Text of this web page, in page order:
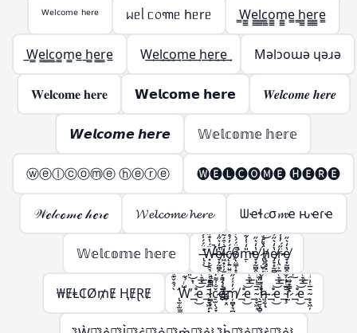
ᵂᵉˡᶜᵒᵐᵉ ʰᵉʳᵉ ᥕᥱᥣ ᥴ᥆꧑ᥱ hᥱrᥱ ̳W̳̳e̳̳l̳̳c̳̳o̳̳m̳̳e̳ ̳h̳̳e̳̳r̳̳e̳
̲W̲̲e̲̲l̲̲c̲̲o̲̲m̲̲e̲ ̲h̲̲e̲̲r̲̲e̲ W͢e͢l͢c͢o͢m͢e͢ h͢e͢r͢e͢ Mǝlɔoɯǝ ɥǝɹǝ
𝐖𝐞𝐥𝐜𝐨𝐦𝐞 𝐡𝐞𝐫𝐞 𝗪𝗲𝗹𝗰𝗼𝗺𝗲 𝗵𝗲𝗿𝗲 𝑾𝒆𝒍𝒄𝒐𝒎𝒆 𝒉𝒆𝒓𝒆
𝙒𝙚𝙡𝙘𝙤𝙢𝙚 𝙝𝙚𝙧𝙚 𝕎𝕖𝕝𝕔𝕠𝕞𝕖 𝕙𝕖𝕣𝕖
ⓦⓔⓛⓒⓞⓜⓔ ⓗⓔⓡⓔ 🅦🅔🅛🅒🅞🅜🅔 🅗🅔🅡🅔
𝒲ℯ𝓁𝒸ℴ𝓂ℯ 𝒽ℯ𝓇ℯ 𝓦𝓮𝓵𝓬𝓸𝓶𝓮 𝓱𝓮𝓻𝓮 ᗯҽɬ𝓬σ𝓶ҽ ԋҽɾҽ
𝕎𝕖𝕝𝕔𝕠𝕞𝕖 𝕙𝕖𝕣𝕖 ̶̢̹͑̈́́̍́͌͘͜Ẅ̶̵̛͓̙̣̯͉̳̣́̔̊̋̃̔̋̍̿̀͒̕̚͠͝e̸̵̞͙̰̻̭̖̭͓̫͔̩̔̒͛̋͑̅̍͐̚͜l̷̶͖͙͕̦̫̺̣̙̳͚̄̇͒́͂̈́͆̇͑͗̽͘͘c̸̵̨̜͍̤͍͍͖̦͎̓́̓́̊̊̆̈̑̀̊͐́ǫ̸̴̤̳̩̝̭̗͉̣̱̦͒̈́́̀͒̅̽̿̽͘̚m̵̵̱̣̎̒̍̾̃̔̋̍̿̀͒̕͝e̸̞͙̰̻̭̖̭͓̫̔̒͛̋͜ ̷̢̡̺̥͎̝͈̬͈̳̈́̔͑͝h̸̵̢̢̥̟̤̜̺̳̣̔͑̊̇̀̏̈́̍̋̄̃̔̋̍̿̀͒͝ͅe̸̷̡̞͙̰̻̭̖̭͓̫̭̱̬̔̒͛̋͐̏͊͜͠͝ŗ̷̵̢̤͕̼̣̈̋́̓̾̄̿̃̔̋̍̿̀͒͜͜͝e̸̞͙̰̻̭̖̭͓̫̔̒͛̋͜
₩ɆⱠ₵Ø₥Ɇ ⱧɆⱤɆ ̢̛̫̦̫̫̪͍̪̝̳̠̖̠̀̉̂̌͊ͩ̑͌̀W̶̨̺͕̖̗͕̮̭̳͈̙̩͑ͬ̉͂͋̈́ͯ͂ͨͭ̇͐͊͆̑̏̋ͭ́̋̓ͮ̾ͭ̆̇̚̕͢͜͠͡_̶̷̧̢͉̠̘̹̼͚̣͇͍̊ͪͨ̊̈́ͩ̎͆̔ͨ̊͐ͣ̈̀͐ͫ͜͝͞͠ͅe_̴̧̞͖̦͓̞̗̙͚̄̅ͭ͗ͥ̈́̇ͬͧͣ͘͞͡l̶̵̷̛͚̗̥̯̞͎̖̬̝̤̯͈̭͓̪̗̫̱̜͙̗̦̤̪̝̳͎̝̝̳̦̲͉̩̠͆̿ͩ͊̒͛ͪ͐̅ͩ̅ͭ͑͌̽̍̾̐ͬ̔̏͂̎̔̀͛͒͝͠ͅç̷̢̠̫̹̞̞̲̬̤͎͚̗̐̍͌̒̇̀̈́̊̂̓ͣͮ̏̽͗ͥͭ̓̌̐̽̐ͭ͜͜͢ͅo̶̶̴̸̬̮̜̳̬͙̤̗͎̗̦̲͕̠̰̱̣͕̮̰͇̖͚̫̬̲ͤ͛̑͌̇ͭ́͊̍̈̏͛͑̈ͮ̏̆ͩ̇̊̂͘̚͘͢͡ͅḿ̸̦̻͙͉̻̟̲̭̟͓̬̓ͯ́̋̓ͮ̾ͭ̆̇͞͡_̶̷̧̢͉̠̘̹̼͚̣͇͍̊ͪͨ̊̈́ͩ̎͆̔ͨ̊͐ͣ̈̀͐ͫ͜͝͞͠ͅe_̴̧̞͖̦̄̅ͭ͗ͥ ̖̱̮͙̻̞̦̙̝͖ͫ̿̎͊̀̇͡͠͝h̷̸̢̝͕̥̗̜̹̠͉̗ͮ̒̌͆͑͌̀͆̀̇ͦ͒̓́̋̓ͮ̾ͭ̆̇͢͟͞͡ͅ_̶̷̧̢͉̠̘̹̼͚̣͇͍̊ͪͨ̊̈́ͩ̎͆̔ͨ̊͐ͣ̈̀͐ͫ͜͝͞͠ͅe_̴̧̢̞͖̦͉̲̬̤͙̪͎̣̰̱̘̯̜̭̖̲̄̅ͭ͗ͥ͒ͫ̃ͪ͒̓ͦ̓͒̎͂̌͌̾̀̄͊ͫ͘͘͢͜͜r̴̷̨̨̢̢̫̯͇̙̱̫͇͇͎̒ͩ̓́̈ͥ͗̓ͤ̊́͒ͬ̓̀́̋̓ͮ̾ͭ̆̇̕͜͠͡ͅ_̶̷̧̢͉̠̘̹̼͚̣͇͍̊ͪͨ̊̈́ͩ̎͆̔ͨ̊͐ͣ̈̀͐ͫ͜͝͞͠ͅe_̴̧̞͖̦̄̅ͭ͗ͥ